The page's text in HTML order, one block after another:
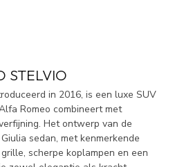
STELVIO
in 2016, is een luxe SUV
Romeo combineert met
Het ontwerp van de
sedan, met kenmerkende
scherpe koplampen en een